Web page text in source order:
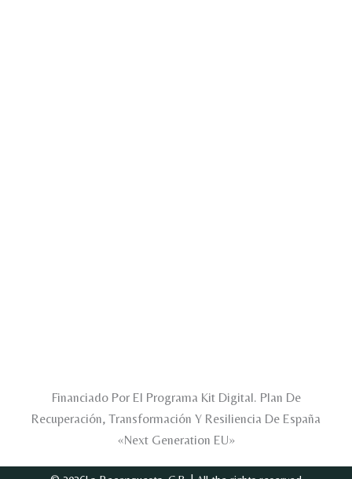
Financiado Por El Programa Kit Digital. Plan De
Recuperación, Transformación Y Resiliencia De España
«Next Generation EU»